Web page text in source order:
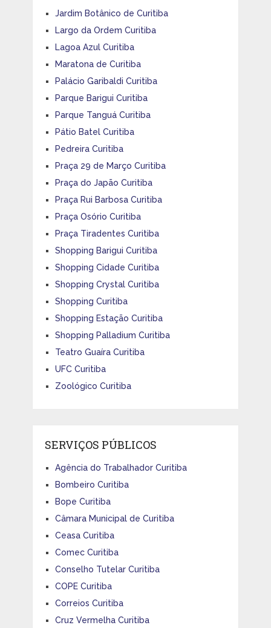
Jardim Botânico de Curitiba
Largo da Ordem Curitiba
Lagoa Azul Curitiba
Maratona de Curitiba
Palácio Garibaldi Curitiba
Parque Barigui Curitiba
Parque Tanguá Curitiba
Pátio Batel Curitiba
Pedreira Curitiba
Praça 29 de Março Curitiba
Praça do Japão Curitiba
Praça Rui Barbosa Curitiba
Praça Osório Curitiba
Praça Tiradentes Curitiba
Shopping Barigui Curitiba
Shopping Cidade Curitiba
Shopping Crystal Curitiba
Shopping Curitiba
Shopping Estação Curitiba
Shopping Palladium Curitiba
Teatro Guaíra Curitiba
UFC Curitiba
Zoológico Curitiba
SERVIÇOS PÚBLICOS
Agência do Trabalhador Curitiba
Bombeiro Curitiba
Bope Curitiba
Câmara Municipal de Curitiba
Ceasa Curitiba
Comec Curitiba
Conselho Tutelar Curitiba
COPE Curitiba
Correios Curitiba
Cruz Vermelha Curitiba